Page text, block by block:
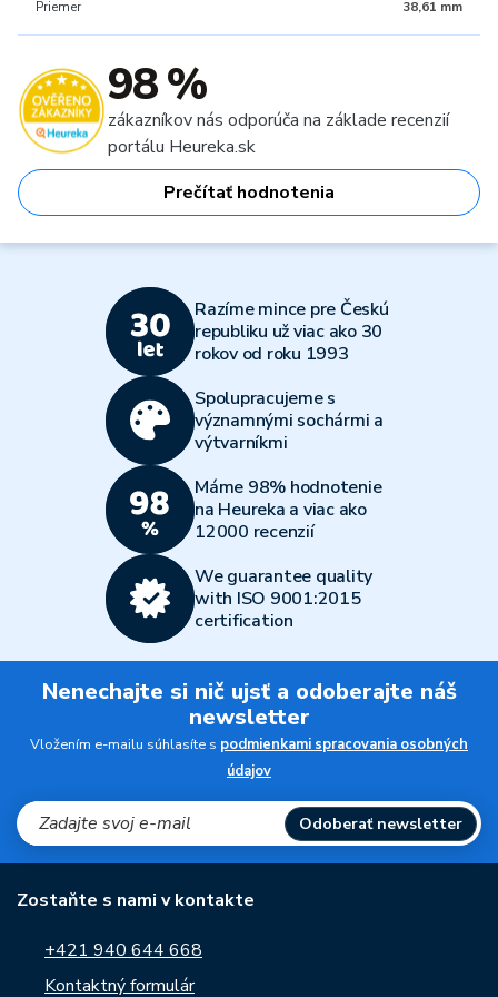
Priemer 38,61 mm
98 %
zákazníkov nás odporúča na základe recenzií
portálu Heureka.sk
Prečítať hodnotenia
Razíme mince pre Českú
republiku už viac ako 30
rokov od roku 1993
Spolupracujeme s
významnými sochármi a
výtvarníkmi
Máme 98% hodnotenie
na Heureka a viac ako
12000 recenzií
We guarantee quality
with ISO 9001:2015
certification
Nenechajte si nič ujsť a odoberajte náš
newsletter
Vložením e-mailu súhlasíte s podmienkami spracovania osobných
údajov
Odoberať newsletter
Zostaňte s nami v kontakte
+421 940 644 668
Kontaktný formulár